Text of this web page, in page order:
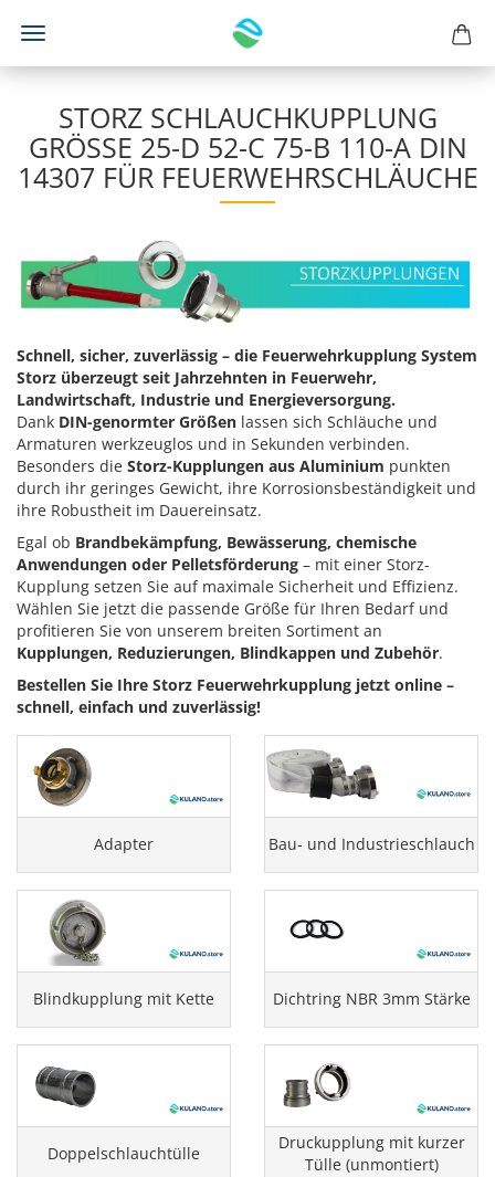
STORZ SCHLAUCHKUPPLUNG
GRÖSSE 25-D 52-C 75-B 110-A DIN 1
4307 FÜR FEUERWEHRSCHLÄUCHE
Schnell, sicher, zuverlässig – die Feuerwehrkupplung System
Storz überzeugt seit Jahrzehnten in Feuerwehr,
Landwirtschaft, Industrie und Energieversorgung.
Dank DIN-genormter Größen lassen sich Schläuche und
Armaturen werkzeuglos und in Sekunden verbinden.
Besonders die Storz-Kupplungen aus Aluminium punkten
durch ihr geringes Gewicht, ihre Korrosionsbeständigkeit und
ihre Robustheit im Dauereinsatz.
Egal ob Brandbekämpfung, Bewässerung, chemische
Anwendungen oder Pelletsförderung – mit einer Storz-
Kupplung setzen Sie auf maximale Sicherheit und Effizienz.
Wählen Sie jetzt die passende Größe für Ihren Bedarf und
profitieren Sie von unserem breiten Sortiment an
Kupplungen, Reduzierungen, Blindkappen und Zubehör.
Bestellen Sie Ihre Storz Feuerwehrkupplung jetzt online –
schnell, einfach und zuverlässig!
Adapter Bau- und Industrieschlauch
Blindkupplung mit Kette Dichtring NBR 3mm Stärke
Doppelschlauchtülle
Druckupplung mit kurzer
Tülle (unmontiert)